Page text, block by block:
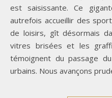
est saisissante. Ce
autrefois accueillir des
de loisirs, gît désormais
vitres brisées et les
témoignent du passage
urbains. Nous avançons